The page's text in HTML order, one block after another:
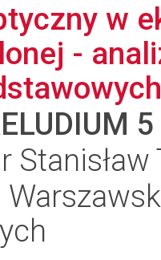
w
-
5